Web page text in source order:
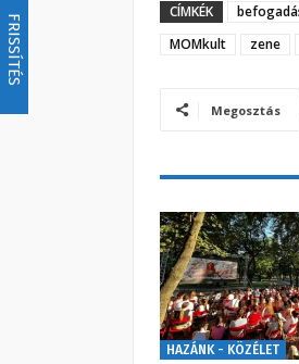
FRISSÍTÉS
CÍMKÉK
MOMkult
zene
Megosztás
HAZÁNK - KÖZÉLET